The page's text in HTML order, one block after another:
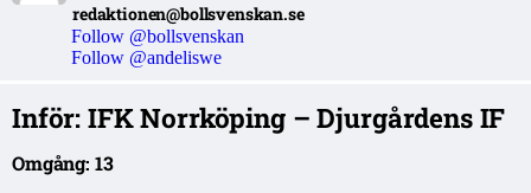
redaktionen@bollsvenskan.se
Follow @bollsvenskan
Follow @andeliswe
Inför: IFK Norrköping – Djurgårdens IF
Omgång: 13